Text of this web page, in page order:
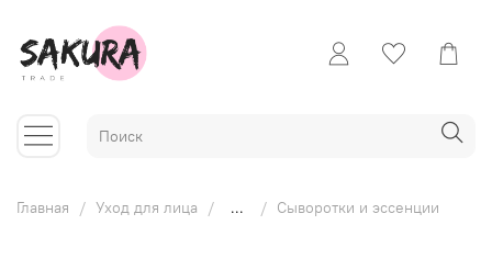
Главная Уход для лица ... Сыворотки и эссенции